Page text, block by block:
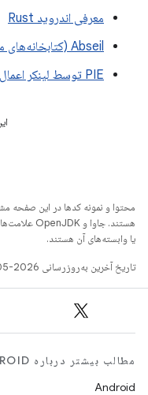
معرفی اندروید Rust
Abseil (کتابخانه‌های مشترک C++)
PIE توسط لینکر اعمال می‌شود
محتوا و نمونه کدها در این صفحه
یا وابسته‌های آن هستند.
تاریخ آخرین به‌روزرسانی 2026-05-12 به‌وقت ساعت هماهنگ جهانی.
مطالب بیشتر درباره ANDROID
Android